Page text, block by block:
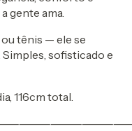
gente ama.
tênis — ele se
Simples, sofisticado e
116cm total.